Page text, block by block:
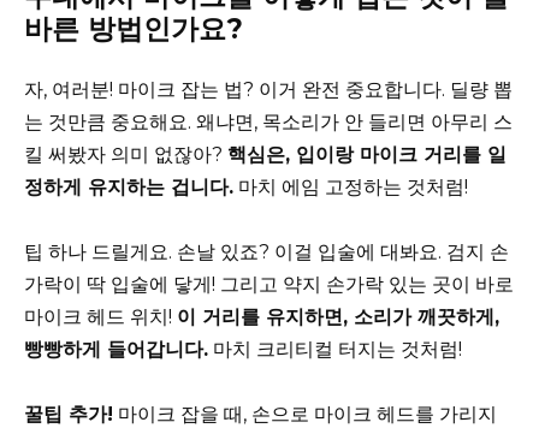
바른 방법인가요?
자, 여러분! 마이크 잡는 법? 이거 완전 중요합니다. 딜량 뽑
는 것만큼 중요해요. 왜냐면, 목소리가 안 들리면 아무리 스
킬 써봤자 의미 없잖아? 핵심은, 입이랑 마이크 거리를 일
정하게 유지하는 겁니다. 마치 에임 고정하는 것처럼!
팁 하나 드릴게요. 손날 있죠? 이걸 입술에 대봐요. 검지 손
가락이 딱 입술에 닿게! 그리고 약지 손가락 있는 곳이 바로
마이크 헤드 위치! 이 거리를 유지하면, 소리가 깨끗하게,
빵빵하게 들어갑니다. 마치 크리티컬 터지는 것처럼!
꿀팁 추가! 마이크 잡을 때, 손으로 마이크 헤드를 가리지